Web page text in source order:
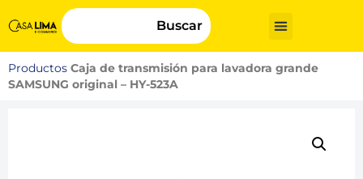
Buscar
Productos Caja de transmisión para lavadora grande
SAMSUNG original – HY-523A